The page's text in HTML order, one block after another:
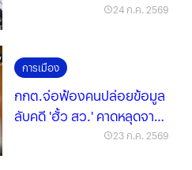
24 ก.ค. 2569
การเมือง
กกต.จ่อฟ้องคนปล่อยข้อมูล
ลับคดี 'ฮั้ว สว.' คาดหลุดจาก
23 ก.ค. 2569